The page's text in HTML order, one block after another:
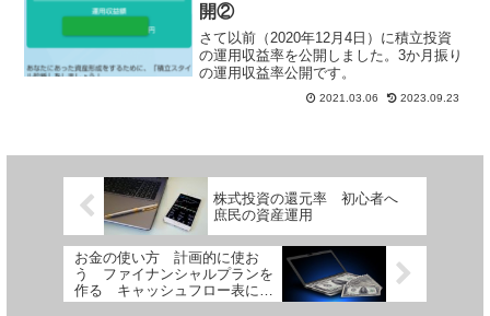
開②
さて以前（2020年12月4日）に積立投資
の運用収益率を公開しました。3か月振り
の運用収益率公開です。
2021.03.06 2023.09.23
株式投資の還元率 初心者へ
庶民の資産運用
お金の使い方 計画的に使お
う ファイナンシャルプランを
作る キャッシュフロー表につ
いて